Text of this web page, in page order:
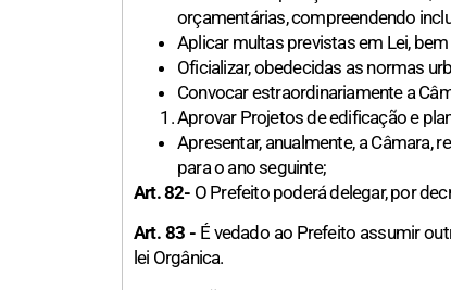
orçamentárias, compreendendo
Aplicar multas previstas em Lei,
Oficializar, obedecidas as normas
Convocar estraordinariamente a
Aprovar Projetos de edificação e
Apresentar, anualmente, a
para o ano seguinte;
Art. 82- O Prefeito poderá delegar, por
Art. 83 -É vedado ao Prefeito assumir
lei Orgânica.